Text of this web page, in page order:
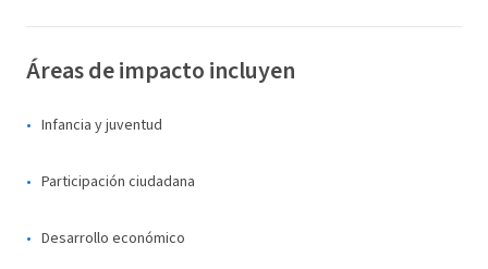
Áreas de impacto incluyen
Infancia y juventud
Participación ciudadana
Desarrollo económico